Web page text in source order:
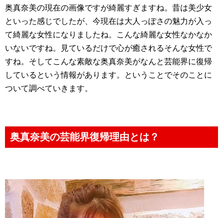
奥真奈美の現在の画像ですが綺麗すぎますね。昔は美少女
といった感じでしたが、今現在は大人っぽさの魅力が入っ
て綺麗な女性になりましたね。こんな綺麗な女性なかなか
いないですね。見ているだけで心が癒されるそんな女性で
すね。そしてこんな素敵な奥真奈美がなんと芸能界に復帰
しているという情報があります。ということでそのことに
ついて調べていきます。
奥真奈美の芸能界復帰理由とは？